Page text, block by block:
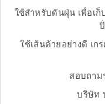
ใช้สำหรับดันฝุ่น เพื่อเ
ใช้เส้นด้ายอย่างดี เก
สอบถาม
บริษัท